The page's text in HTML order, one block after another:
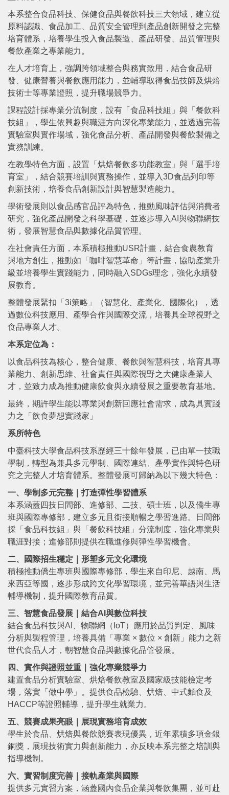
本系整合食品科技、保健食品與餐飲科技三大領域，建立從
原料認識、食品加工、品質安全管理到產品創新開發之完整
培育體系，培養學生投入食品製造、產品研發、品質管理與
餐飲產業之專業能力。
在人才培育上，強調跨領域整合與務實致用，結合食品研
發、健康營養與餐飲應用能力，並輔導取得食品技師及烘焙
技術士等專業證照，提升職場競爭力。
課程設計採專業分流制度，設有「食品科技組」與「餐飲科
技組」，學生依興趣與職涯方向深化專業能力，並透過完善
實驗室與實作場域，強化食品分析、產品開發與餐飲製備之
實務訓練。
在教學特色方面，設置「烘焙餐飲多功能教室」與「選手培
育室」，結合競賽培訓與實務操作，並導入3D食品列印等
創新技術，培養食品創新設計與智慧製造能力。
學術發展則以食品感官品評為特色，推動風味評估與消費者
研究，強化產品開發之科學基礎，並逐步導入AI與物聯網技
術，發展智慧食品與數據化品質管理。
在社會責任方面，本系積極推動USR計畫，結合食農教育
與地方創生，推動如「咖啡智慧革命」等計畫，協助產業升
級並培養學生實踐能力，同時融入SDGs理念，強化永續發
展教育。
整體發展緊扣「3i策略」（智慧化、產業化、國際化），透
過數位科技應用、產學合作與國際交流，培養具全球視野之
食品專業人才。
本系定位為：
以食品科技為核心，整合健康、餐飲與智慧科技，培育具專
業能力、創新思維、社會責任與國際視野之大健康產業人
才，並致力成為推動健康飲食與永續發展之重要教育基地。
最終，期許學生能以專業與創新回應社會需求，成為具實踐
力之「飲食夢想實踐家」
系所特色
中臺科技大學食品科技系歷經三十餘年發展，已由單一技職
學制，轉型為兼具多元學制、國際連結、產學實作與特色研
究之完整人才培育體系。整體發展可歸納為以下幾大特色：
一、學制多元完整｜打造彈性學習體系
本系涵蓋四技日間部、進修部、二技、碩士班，以及僑生專
班與國際專修部，建立多元且銜接順暢之學習進路。日間部
採「食品科技組」與「餐飲科技組」分流制度，強化專業與
職涯對接；進修部則提供在職進修與彈性學習機會。
二、國際招生穩定｜形塑多元文化環境
積極推動僑生專班與國際專修部，學生來自印尼、越南、馬
來西亞等國，逐步形成跨文化學習環境，並完善華語與生活
輔導機制，提升國際教育品質。
三、智慧食品發展｜結合AI與數位科技
結合食品科技與AI、物聯網（IoT）應用於品質判定、風味
分析與製程管理，培養具備「專業 × 數位 × 創新」能力之新
世代食品人才，朝智慧食品與數據化品管發展。
四、實作與證照並重｜強化專業競爭力
建置食品分析實驗室、烘焙餐飲教室及國家級技能檢定考
場，落實「做中學」。提供食品檢驗、烘焙、中式麵食及
HACCP等證照輔導，提升學生就業力。
五、競賽成果亮眼｜展現實務培育成效
學生於食品、烘焙與餐飲競賽表現優異，近年累積多項金銀
銅獎，展現技術實力與創新能力，亦反映本系完整之培訓與
指導機制。
六、實習制度完善｜接軌產業與國際
提供多元實習方案，涵蓋國內食品企業與餐飲集團，並可赴